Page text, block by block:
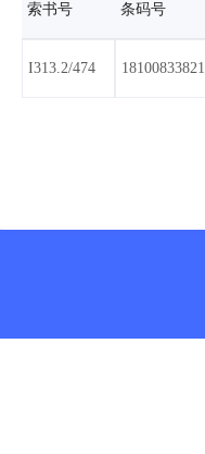
索书号 条码号
I313.2/474 18100833821